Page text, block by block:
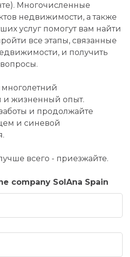
Многочисленные
недвижимости, а также
услуг помогут вам найти
все этапы, связанные
и получить
и жизненный опыт.
и продолжайте
и синевой
всего - приезжайте.
company SolAna Spain